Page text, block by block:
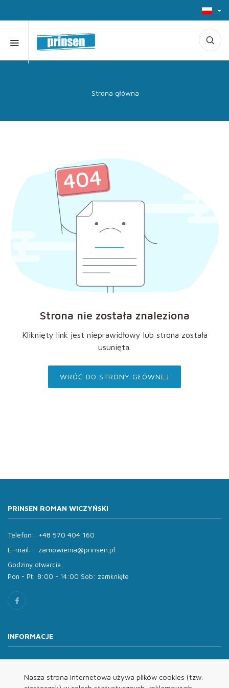
Nasza strona internetowa używa plików cookies (tzw.
Strona główna
Strona nie została znaleziona
Kliknięty link jest nieprawidłowy lub strona została
usunięta.
WRÓĆ DO STRONY GŁÓWNEJ
PRINSEN ROMAN WICZYŃSKI
Telefon:
+48 570 404 160
E-mail:
zamowienia@prinsen.pl
Godziny otwarcia:
Pon - Pt: 8:00 - 14:00 Sob: zamknięte
INFORMACJE
Oferta